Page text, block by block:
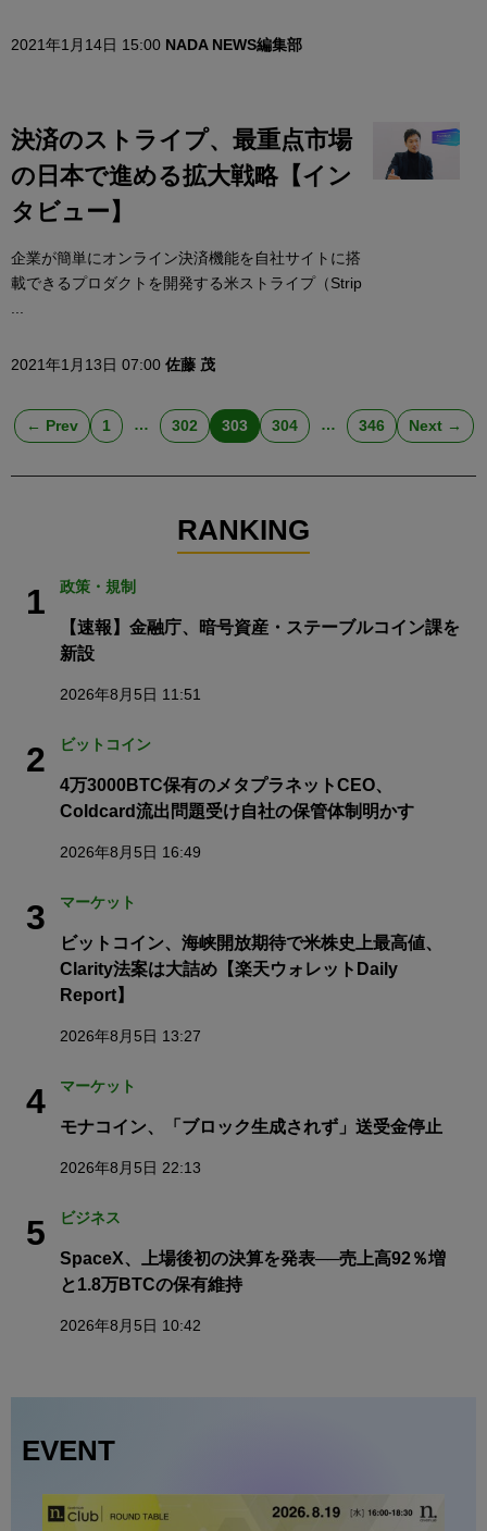
2021年1月14日 15:00 NADA NEWS編集部
決済のストライプ、最重点市場
の日本で進める拡大戦略【イン
タビュー】
企業が簡単にオンライン決済機能を自社サイトに搭
載できるプロダクトを開発する米ストライプ（Strip
2021年1月13日 07:00 佐藤 茂
← Prev 1 … 302 303 304 … 346 Next →
RANKING
1 政策・規制
【速報】金融庁、暗号資産・ステーブルコイン課を
新設
2026年8月5日 11:51
2 ビットコイン
4万3000BTC保有のメタプラネットCEO、
Coldcard流出問題受け自社の保管体制明かす
2026年8月5日 16:49
3 マーケット
ビットコイン、海峡開放期待で米株史上最高値、
Clarity法案は大詰め【楽天ウォレットDaily
Report】
2026年8月5日 13:27
4 マーケット
モナコイン、「ブロック生成されず」送受金停止
2026年8月5日 22:13
5 ビジネス
SpaceX、上場後初の決算を発表──売上高92％増
と1.8万BTCの保有維持
2026年8月5日 10:42
EVENT